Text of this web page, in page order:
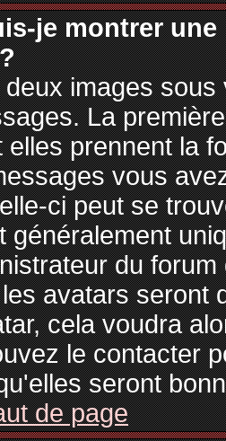
je montrer
images
La
elles prennent la
vous
ci peut se
généralement
du
avatars seront
cela voudra
le contacter
seront
de page